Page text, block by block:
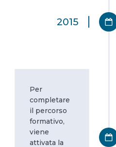
2015
Per
completare
il percorso
formativo,
viene
attivata la